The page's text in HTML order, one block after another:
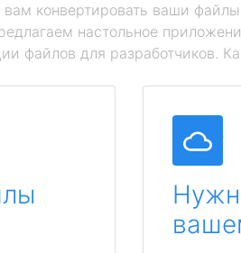
конвертировать ваши
настольное
файлов для разработчиков.